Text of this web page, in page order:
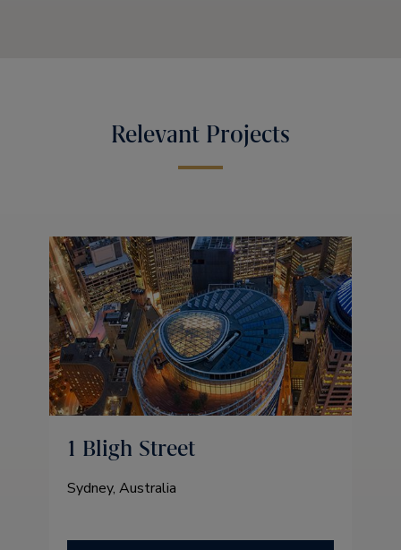
Relevant Projects
1 Bligh Street
Sydney, Australia